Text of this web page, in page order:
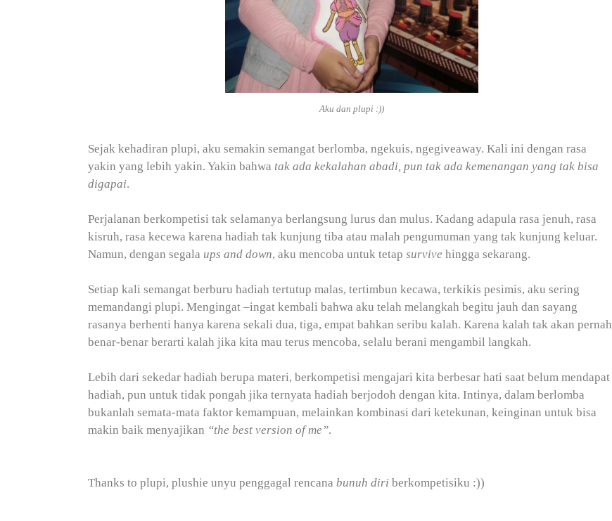
Aku dan plupi :))
Sejak kehadiran plupi, aku semakin semangat berlomba, ngekuis, ngegiveaway. Kali ini dengan rasa
yakin yang lebih yakin. Yakin bahwa tak ada kekalahan abadi, pun tak ada kemenangan yang tak bisa
digapai.
Perjalanan berkompetisi tak selamanya berlangsung lurus dan mulus. Kadang adapula rasa jenuh, rasa
kisruh, rasa kecewa karena hadiah tak kunjung tiba atau malah pengumuman yang tak kunjung keluar.
Namun, dengan segala ups and down, aku mencoba untuk tetap survive hingga sekarang.
Setiap kali semangat berburu hadiah tertutup malas, tertimbun kecawa, terkikis pesimis, aku sering
memandangi plupi. Mengingat –ingat kembali bahwa aku telah melangkah begitu jauh dan sayang
rasanya berhenti hanya karena sekali dua, tiga, empat bahkan seribu kalah. Karena kalah tak akan pernah
benar-benar berarti kalah jika kita mau terus mencoba, selalu berani mengambil langkah.
Lebih dari sekedar hadiah berupa materi, berkompetisi mengajari kita berbesar hati saat belum mendapat
hadiah, pun untuk tidak pongah jika ternyata hadiah berjodoh dengan kita. Intinya, dalam berlomba
bukanlah semata-mata faktor kemampuan, melainkan kombinasi dari ketekunan, keinginan untuk bisa
makin baik menyajikan “the best version of me”.
Thanks to plupi, plushie unyu penggagal rencana bunuh diri berkompetisiku :))